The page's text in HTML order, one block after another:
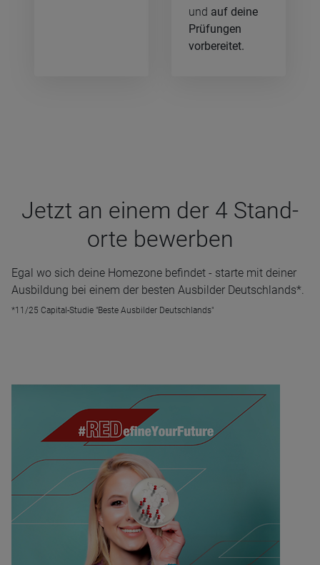
und auf deine
Prüfungen
vorbereitet.
Jetzt an einem der 4 Stand­
orte bewer­ben
Egal wo sich deine Homezone befindet - starte mit deiner
Ausbildung bei einem der besten Ausbilder Deutschlands*.
*11/25 Capital-Studie "Beste Ausbilder Deutschlands"